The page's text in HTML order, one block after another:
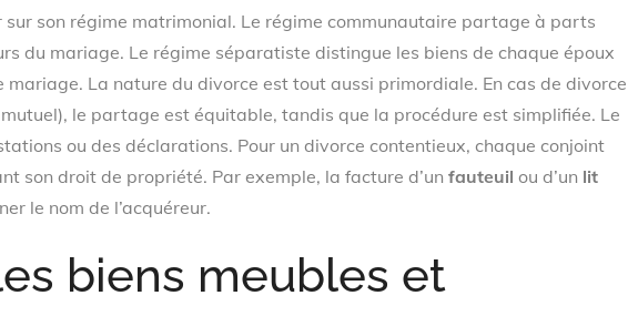
sur son régime matrimonial. Le régime communautaire partage à parts
du mariage. Le régime séparatiste distingue les biens de chaque époux
La nature du divorce est tout aussi primordiale. En cas de divorce
le partage est équitable, tandis que la procédure est simplifiée. Le
ou des déclarations. Pour un divorce contentieux, chaque conjoint
son droit de propriété. Par exemple, la facture d’un fauteuil ou d’un lit
le nom de l’acquéreur.
biens meubles et